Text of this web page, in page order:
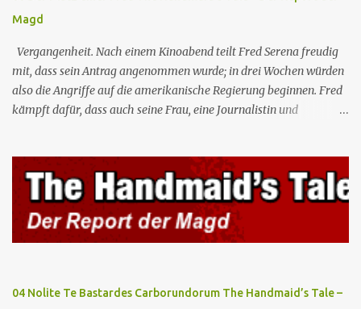
Magd
Vergangenheit. Nach einem Kinoabend teilt Fred Serena freudig
mit, dass sein Antrag angenommen wurde; in drei Wochen würden
also die Angriffe auf die amerikanische Regierung beginnen. Fred
kämpft dafür, dass auch seine Frau, eine Journalistin und
Teilnahme von Frauen weiterhin entschieden ab. Gegenwart. Die
Waterfords beherbergen eine Delegation aus Mexiko, um ein für
Gilead lebenswichtiges Handelsabkommen zu unterzeichnen.
Botschafterin Castillo konfrontiert Serena mit ihrem Buch „Der
Platz einer Frau”, das als Manifest von Gilead gilt und einen
oberstes Gut die Fortpflanzung ist. June und andere Mägde werden
04 Nolite Te Bastardes Carborundorum The Handmaid’s Tale –